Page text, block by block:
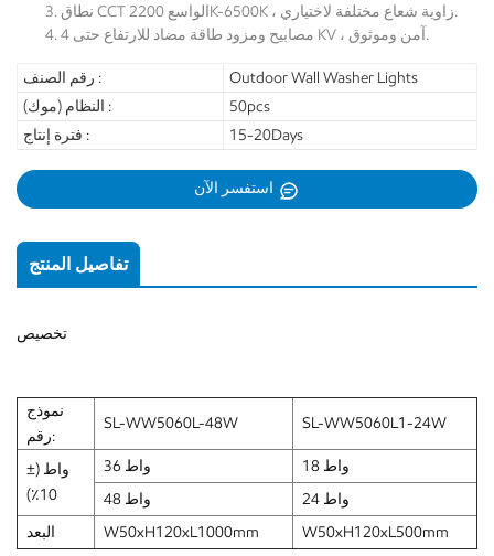
نطاق CCT الواسع 2200K-6500K ، زاوية شعاع مختلفة لاختياري.
مصابيح ومزود طاقة مضاد للارتفاع حتى 4 KV ، آمن وموثوق.
رقم الصنف :
Outdoor Wall Washer Lights
النظام (موك) :
50pcs
فترة إنتاج :
15-20Days
تفاصيل المنتج
تخصيص
نموذج
رقم:
SL-WW5060L-48W SL-WW5060L1-24W
واط (±
10٪)
36 واط
18 واط
48 واط
24 واط
البعد
W50xH120xL1000mm W50xH120xL500mm